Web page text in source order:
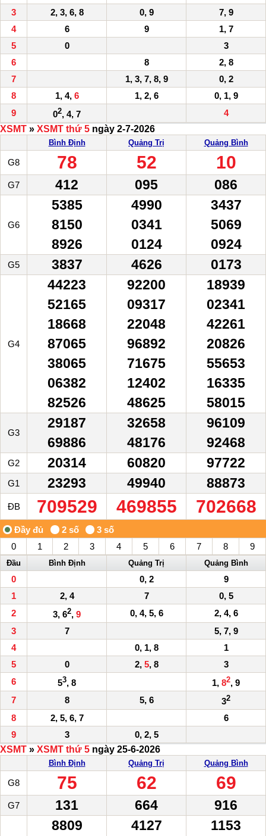
3
2, 3, 6, 8 0, 9
7, 9
4
6 9
1, 7
5
0
3
6
8
2, 8
7
1, 3, 7, 8, 9
0, 2
8
1, 4, 6 1, 2, 6
0, 1, 9
9
02, 4, 7
4
XSMT » XSMT thứ 5 ngày 2-7-2026
Bình Định Quảng Trị Quảng Bình
G8 78 52 10
G7 412 095 086
G6
5385
8150
8926
4990
0341
0124
3437
5069
0924
G5 3837 4626 0173
G4
44223
52165
18668
87065
38065
06382
82526
92200
09317
22048
96892
71675
12402
48625
18939
02341
42261
20826
55653
16335
58015
G3
29187
69886
32658
48176
96109
92468
G2 20314 60820 97722
G1 23293 49940 88873
ĐB 709529 469855 702668
0 1 2 3 4 5 6 7 8 9
Đầu Bình Định Quảng Trị Quảng Bình
0 0, 2
9
1
2, 4 7
0, 5
2
3, 62, 9 0, 4, 5, 6
2, 4, 6
3
7
5, 7, 9
4
0, 1, 8
1
5
0 2, 5, 8
3
6
53, 8 1, 82, 9
7
8 5, 6 32
8 2, 5, 6, 7
6
9
3
0, 2, 5
XSMT » XSMT thứ 5 ngày 25-6-2026
Bình Định Quảng Trị Quảng Bình
G8 75 62 69
G7 131 664 916
8809
4127
1153